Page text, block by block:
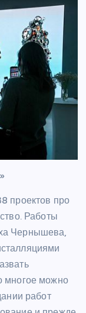
проектов про
Работы
Чернышева,
многое можно
работ